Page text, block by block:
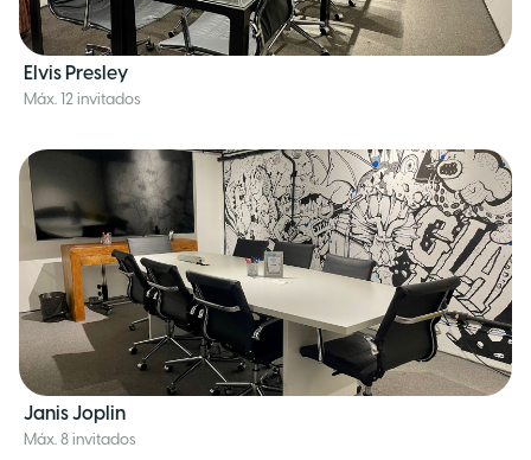
Elvis Presley
Máx. 12 invitados
Janis Joplin
Máx. 8 invitados